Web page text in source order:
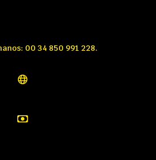
00 34 850 991 228.